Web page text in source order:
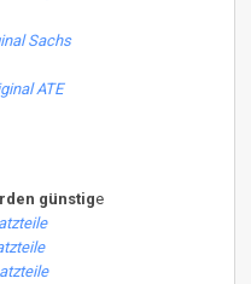
günstige